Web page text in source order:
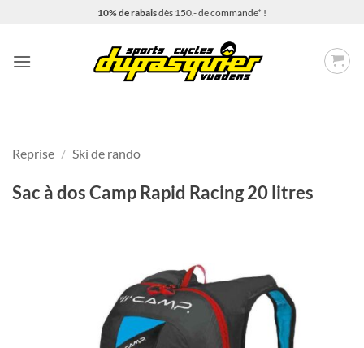
10% de rabaisdès 150.- de commande* !
Reprise / Ski de rando
Sac à dos Camp Rapid Racing 20 litres